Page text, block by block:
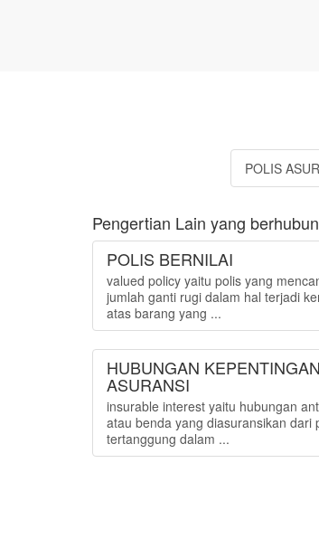
POLIS
Pengertian Lain yang
POLIS BERNILAI
valued policy yaitu polis yang
jumlah ganti rugi dalam hal terjadi
atas barang yang ...
HUBUNGAN KEPENTINGAN
ASURANSI
insurable interest yaitu hubungan
atau benda yang diasuransikan dari
tertanggung dalam ...